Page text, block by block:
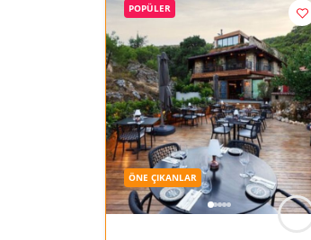
POPÜLER
ÖNE ÇIKANLAR